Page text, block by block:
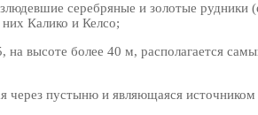
серебряные и золотые рудники
Калико и Келсо;
на высоте более 40 м, располагается
через пустыню и являющаяся